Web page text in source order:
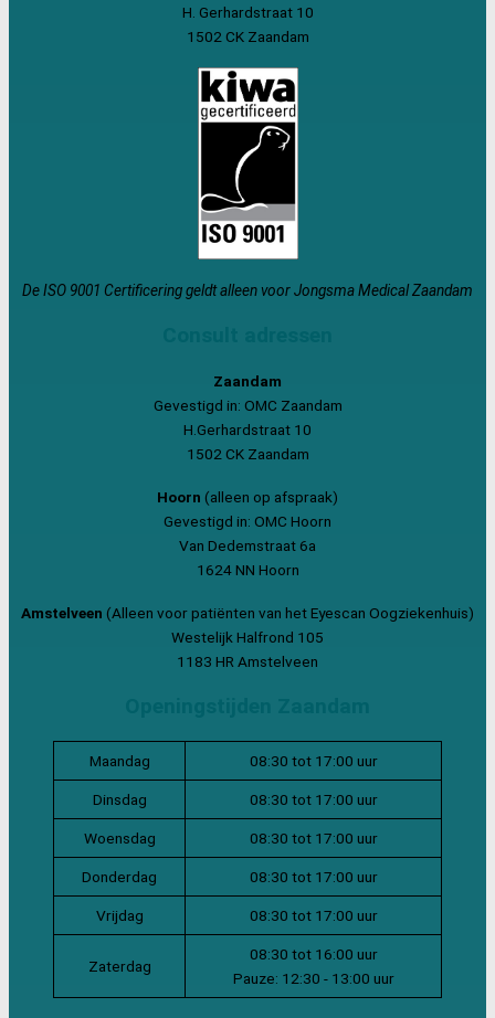
H. Gerhardstraat 10
1502 CK Zaandam
De ISO 9001 Certificering geldt alleen voor Jongsma Medical Zaandam
Zaandam
Gevestigd in: OMC Zaandam
H.Gerhardstraat 10
1502 CK Zaandam
Hoorn (alleen op afspraak)
Gevestigd in: OMC Hoorn
Van Dedemstraat 6a
1624 NN Hoorn
Amstelveen (Alleen voor patiënten van het Eyescan Oogziekenhuis)
Westelijk Halfrond 105
1183 HR Amstelveen
Maandag 08:30 tot 17:00 uur
Dinsdag 08:30 tot 17:00 uur
Woensdag 08:30 tot 17:00 uur
Donderdag 08:30 tot 17:00 uur
Vrijdag 08:30 tot 17:00 uur
Zaterdag
08:30 tot 16:00 uur
Pauze: 12:30 - 13:00 uur